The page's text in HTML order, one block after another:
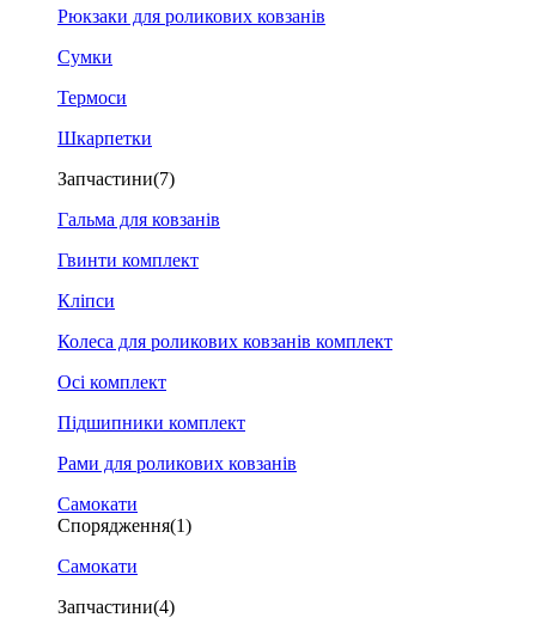
Рюкзаки для роликових ковзанів
Сумки
Термоси
Шкарпетки
Запчастини(7)
Гальма для ковзанів
Гвинти комплект
Кліпси
Колеса для роликових ковзанів комплект
Осі комплект
Підшипники комплект
Рами для роликових ковзанів
Самокати
Спорядження(1)
Самокати
Запчастини(4)